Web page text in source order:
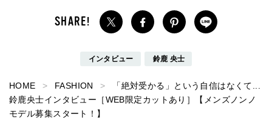
インタビュー 鈴鹿 央士
HOME FASHION
「絶対受かる」という自信はなくて...
鈴鹿央士インタビュー［WEB限定カットあり］【メンズノンノ
モデル募集スタート！】